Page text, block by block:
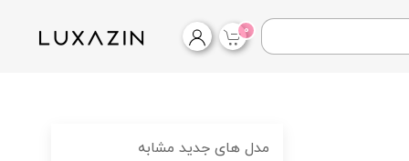
0
مدل های جدید مشابه